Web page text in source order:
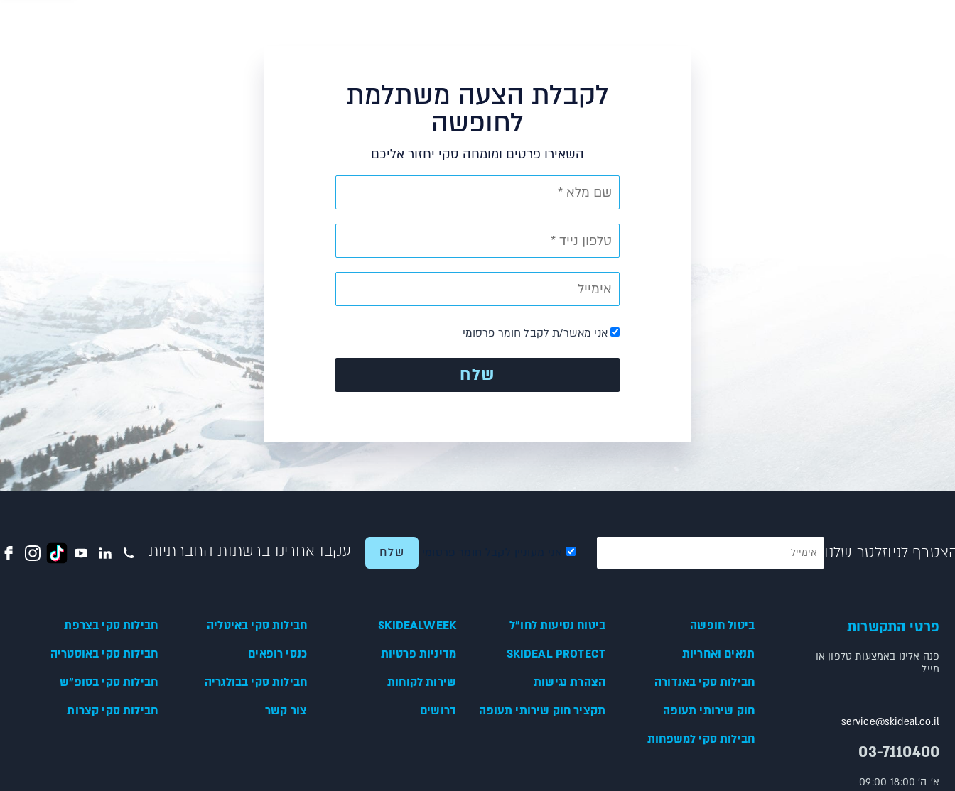
לקבלת הצעה משתלמת
לחופשה
השאירו פרטים ומומחה סקי יחזור אליכם
אני מאשר/ת לקבל חומר פרסומי
לניוזלטר שלנו עקבו אחרינו ברשתות החברתיות
פרטי התקשרות
פנה אלינו באמצעות טלפון או
מייל
service@skideal.co.il
03-7110400
א'-ה' 09:00-18:00
ביטול חופשה ביטוח נסיעות לחו"ל SKIDEALWEEK חבילות סקי באיטליה
חבילות סקי בצרפת
תנאים ואחריות
SKIDEAL PROTECT מדיניות פרטיות כנסי רופאים
חבילות סקי באוסטריה
חבילות סקי באנדורה
הצהרת נגישות שירות לקוחות חבילות סקי בבולגריה
חבילות סקי בסופ"ש
חוק שירותי תעופה
תקציר חוק שירותי תעופה דרושים צור קשר
חבילות סקי קצרות
חבילות סקי למשפחות